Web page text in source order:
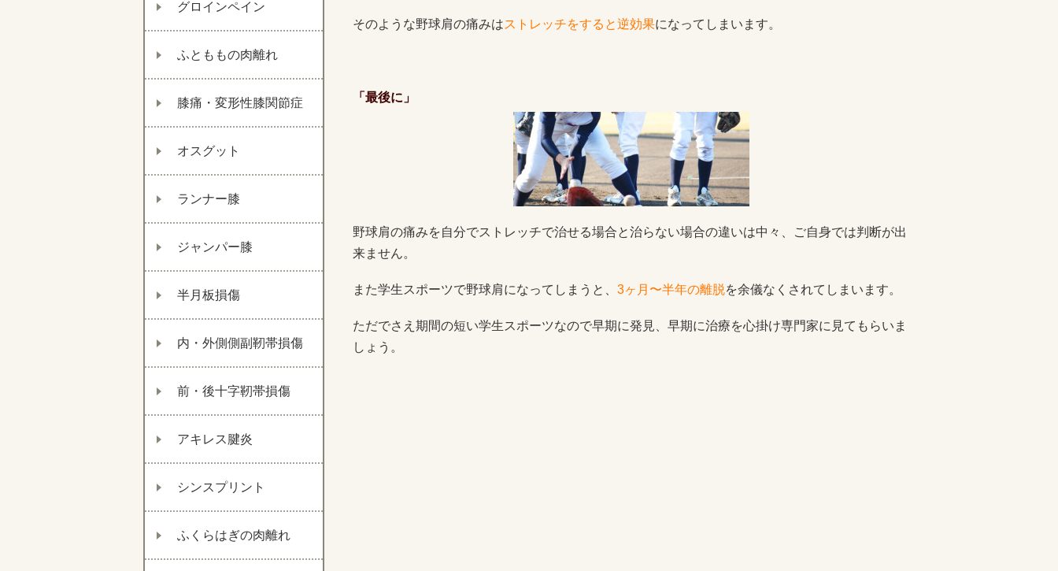
グロインペイン
ふとももの肉離れ
膝痛・変形性膝関節症
オスグット
ランナー膝
ジャンパー膝
半月板損傷
内・外側側副靭帯損傷
前・後十字靭帯損傷
アキレス腱炎
シンスプリント
ふくらはぎの肉離れ
そのような野球肩の痛みはストレッチをすると逆効果になってしまいます。
「最後に」
野球肩の痛みを自分でストレッチで治せる場合と治らない場合の違いは中々、ご自身では判断が出
来ません。
また学生スポーツで野球肩になってしまうと、 3ヶ月〜半年の離脱を余儀なくされてしまいます。
ただでさえ期間の短い学生スポーツなので早期に発見、早期に治療を心掛け専門家に見てもらいま
しょう。